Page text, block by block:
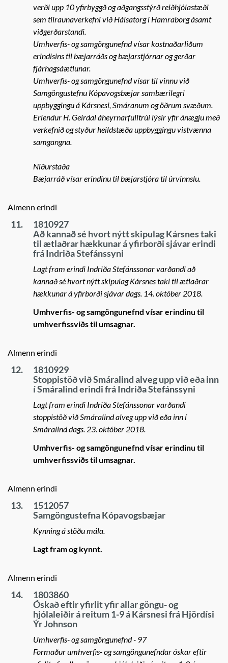
verði upp 10 yfirbyggð og aðgangsstýrð reiðhjólastæði
sem tilraunaverkefni við Hálsatorg í Hamraborg ásamt
viðgerðarstandi.
Umhverfis- og samgöngunefnd vísar kostnaðarliðum
erindisins til bæjarráðs og bæjarstjórnar og gerðar
fjárhagsáætlunar.
Umhverfis- og samgöngunefnd vísar til vinnu við
Samgöngustefnu Kópavogsbæjar sambærilegri
uppbyggingu á Kársnesi, Smáranum og öðrum svæðum.
Erlendur H. Geirdal áheyrnarfulltrúi lýsir yfir ánægju með
verkefnið og styður heildstæða uppbyggingu vistvænna
samgangna.
Niðurstaða
Bæjarráð vísar erindinu til bæjarstjóra til úrvinnslu.
Almenn erindi
11.
1810927
Að kannað sé hvort nýtt skipulag Kársnes taki
til ætlaðrar hækkunar á yfirborði sjávar erindi
frá Indriða Stefánssyni
Lagt fram erindi Indriða Stefánssonar varðandi að
kannað sé hvort nýtt skipulag Kársnes taki til ætlaðrar
hækkunar á yfirborði sjávar dags. 14. október 2018.
Umhverfis- og samgöngunefnd vísar erindinu til
umhverfissviðs til umsagnar.
Almenn erindi
12.
1810929
Stoppistöð við Smáralind alveg upp við eða inn
í Smáralind erindi frá Indriða Stefánssyni
Lagt fram erindi Indriða Stefánssonar varðandi
stoppistöð við Smáralind alveg upp við eða inn í
Smáralind dags. 23. október 2018.
Umhverfis- og samgöngunefnd vísar erindinu til
umhverfissviðs til umsagnar.
Almenn erindi
13.
1512057
Samgöngustefna Kópavogsbæjar
Kynning á stöðu mála.
Lagt fram og kynnt.
Almenn erindi
14.
1803860
Óskað eftir yfirlit yfir allar göngu- og
hjólaleiðir á reitum 1-9 á Kársnesi frá Hjördísi
Ýr Johnson
Umhverfis- og samgöngunefnd - 97
Formaður umhverfis- og samgöngunefndar óskar eftir